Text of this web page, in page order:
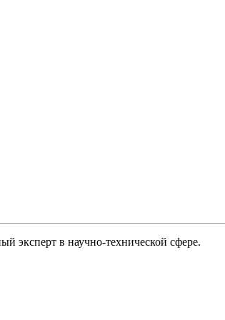
эксперт в научно-технической сфере.